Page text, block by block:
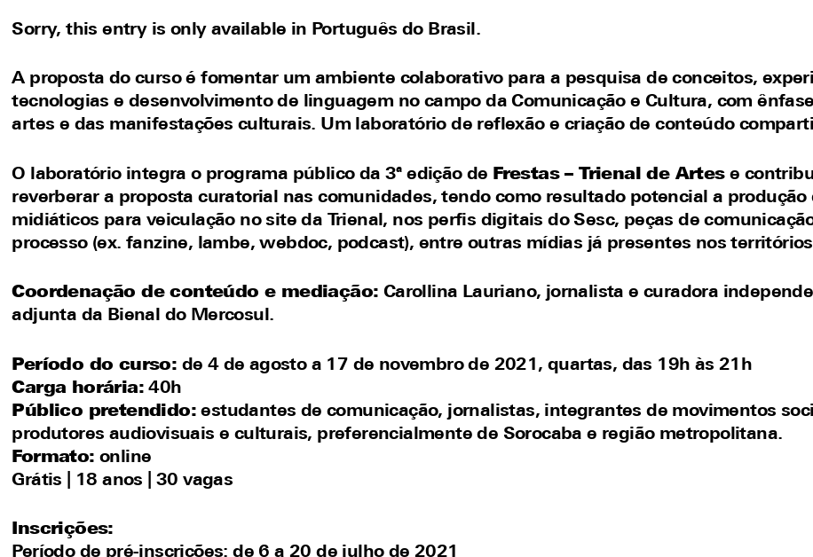
Sorry, this entry is only available in Português do Brasil .
A proposta do curso é fomentar um ambiente colaborativo para a pesquisa de conceitos,
tecnologias e desenvolvimento de linguagem no campo da Comunicação e Cultura, com
artes e das manifestações culturais. Um laboratório de reflexão e criação de conteúdo
O laboratório integra o programa público da 3ª edição de Frestas – Trienal de Artese
reverberar a proposta curatorial nas comunidades, tendo como resultado potencial a produção
midiáticos para veiculação no site da Trienal, nos perfis digitais do Sesc, peças de
processo (ex. fanzine, lambe, webdoc, podcast), entre outras mídias já presentes nos
Coordenação de conteúdo e mediação: Carollina Lauriano, jornalista e curadora
adjunta da Bienal do Mercosul.
Período do curso: de 4 de agosto a 17 de novembro de 2021, quartas, das 19h às 21h
Carga horária: 40h
Público pretendido: estudantes de comunicação, jornalistas, integrantes de movimentos
produtores audiovisuais e culturais, preferencialmente de Sorocaba e região metropolitana.
Formato: online
Grátis | 18 anos | 30 vagas
Inscrições:
Período de pré-inscrições: de 6 a 20 de julho de 2021